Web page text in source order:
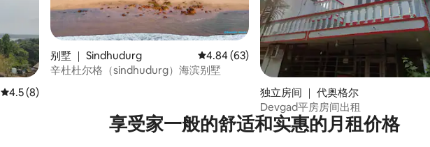
平均评分 4.5 分（满分 5 分），共 8 条评价
4.5 (8)
别墅 ｜ Sindhudurg 平均评分 4.84 分（满分 5 分），共 63 条评价
4.84 (63)
辛杜杜尔格（sindhudurg）海滨别墅
独立房间 ｜ 代奥格尔
Devgad平房房间出租
享受家一般的舒适和实惠的月租价格